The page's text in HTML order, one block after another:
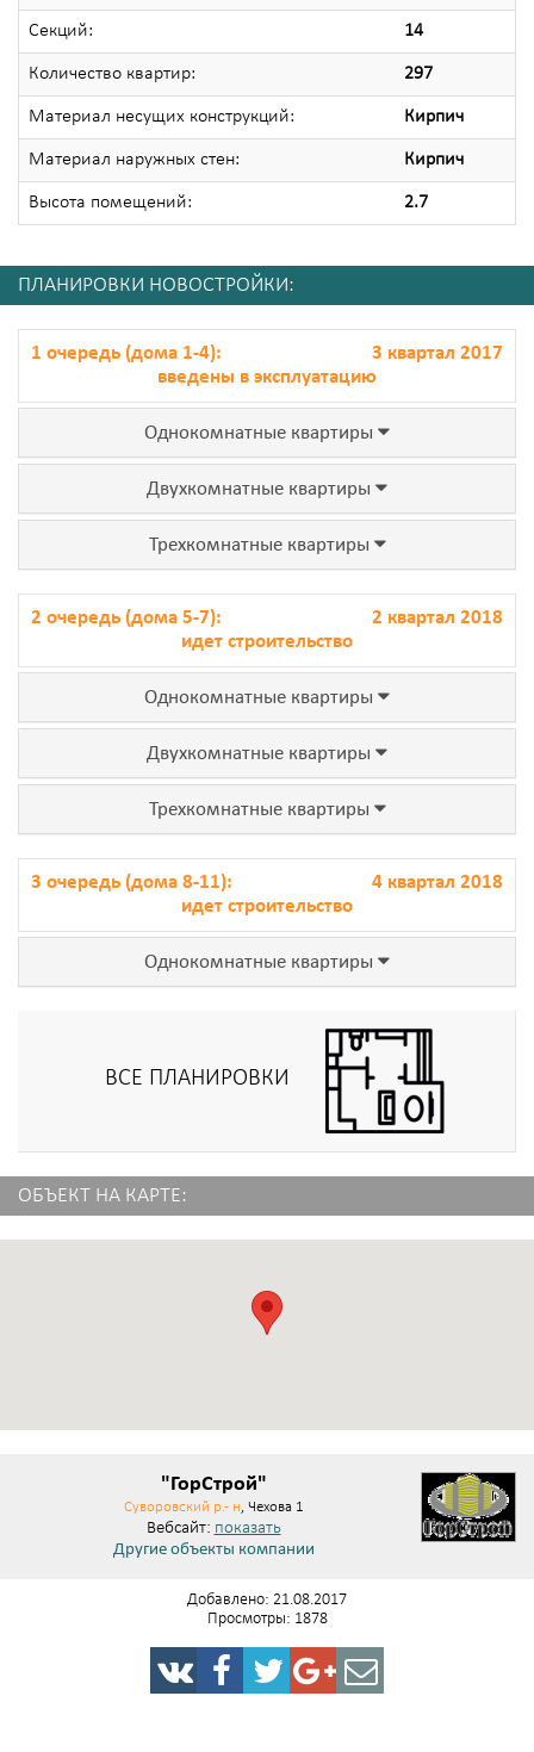
Секций: 14
Количество квартир: 297
Материал несущих конструкций: Кирпич
Материал наружных стен: Кирпич
Высота помещений: 2.7
ПЛАНИРОВКИ НОВОСТРОЙКИ:
1 очередь (дома 1-4):
3 квартал 2017
введены в эксплуатацию
Однокомнатные квартиры
Двухкомнатные квартиры
Трехкомнатные квартиры
2 очередь (дома 5-7):
2 квартал 2018
идет строительство
Однокомнатные квартиры
Двухкомнатные квартиры
Трехкомнатные квартиры
3 очередь (дома 8-11):
4 квартал 2018
идет строительство
Однокомнатные квартиры
ВСЕ ПЛАНИРОВКИ
ОБЪЕКТ НА КАРТЕ:
"ГорСтрой"
Суворовский р.- н, Чехова 1
Вебсайт: показать
Другие объекты компании
Добавлено: 21.08.2017
Просмотры: 1878